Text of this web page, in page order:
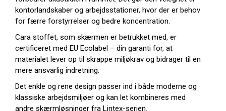
kontorlandskaber og arbejdsstationer, hvor der er behov
for færre forstyrrelser og bedre koncentration.
Cara stoffet, som skærmen er betrukket med, er
certificeret med EU Ecolabel – din garanti for, at
materialet lever op til skrappe miljøkrav og bidrager til en
mere ansvarlig indretning.
Det enkle og rene design passer ind i både moderne og
klassiske arbejdsmiljøer og kan let kombineres med
andre skærmløsninger fra Lintex-serien.